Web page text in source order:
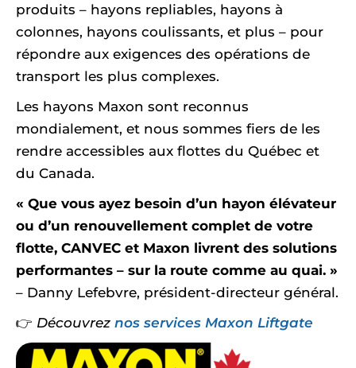
produits – hayons repliables, hayons à
colonnes, hayons coulissants, et plus – pour
répondre aux exigences des opérations de
transport les plus complexes.
Les hayons Maxon sont reconnus
mondialement, et nous sommes fiers de les
rendre accessibles aux flottes du Québec et
du Canada.
« Que vous ayez besoin d’un hayon élévateur
ou d’un renouvellement complet de votre
flotte, CANVEC et Maxon livrent des solutions
performantes – sur la route comme au quai. »
– Danny Lefebvre, président-directeur général.
👉 Découvrez nos services Maxon Liftgate